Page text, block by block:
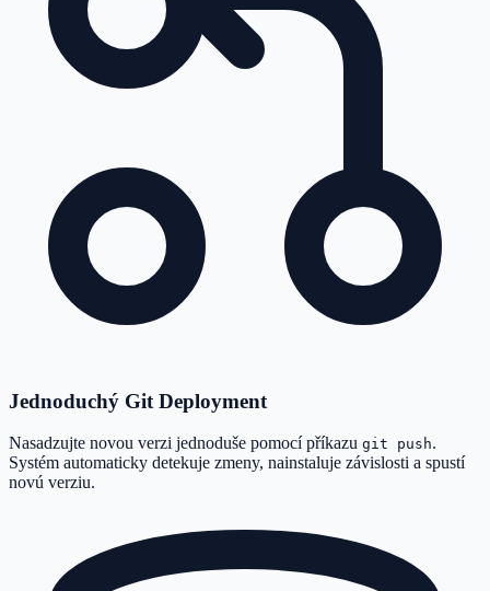
Jednoduchý Git Deployment
Nasadzujte novou verzi jednoduše pomocí příkazu git push.
Systém automaticky detekuje zmeny, nainstaluje závislosti a spustí
novú verziu.